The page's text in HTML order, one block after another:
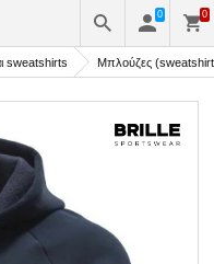
0 0
sweatshirts Μπλούζες